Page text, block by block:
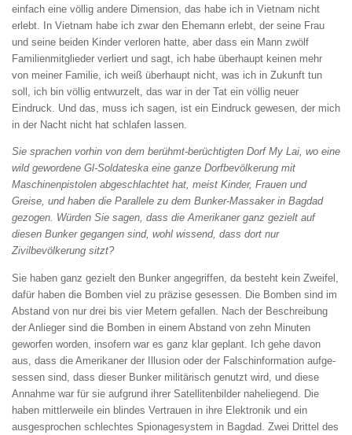
einfach eine völlig andere Dimension, das habe ich in Vietnam nicht
erlebt. In Vietnam habe ich zwar den Ehemann erlebt, der seine Frau
und seine beiden Kinder verloren hatte, aber dass ein Mann zwölf
Familienmitglieder verliert und sagt, ich habe überhaupt keinen mehr
von meiner Familie, ich weiß überhaupt nicht, was ich in Zukunft tun
soll, ich bin völlig entwurzelt, das war in der Tat ein völlig neuer
Eindruck. Und das, muss ich sagen, ist ein Eindruck gewesen, der mich
in der Nacht nicht hat schlafen lassen.
Sie sprachen vorhin von dem berühmt-berüchtigten Dorf My Lai, wo eine
wild gewordene Gl-Soldateska eine ganze Dorfbevölkerung mit
Maschinenpistolen abgeschlachtet hat, meist Kinder, Frauen und
Greise, und haben die Parallele zu dem Bunker-Massaker in Bagdad
gezogen. Würden Sie sagen, dass die Amerikaner ganz gezielt auf
diesen Bunker gegangen sind, wohl wissend, dass dort nur
Zivilbevölkerung sitzt?
Sie haben ganz gezielt den Bunker angegriffen, da besteht kein Zweifel,
dafür haben die Bomben viel zu präzise gesessen. Die Bomben sind im
Abstand von nur drei bis vier Metern gefallen. Nach der Beschreibung
der Anlieger sind die Bomben in einem Abstand von zehn Minuten
geworfen worden, insofern war es ganz klar geplant. Ich gehe davon
aus, dass die Amerikaner der Illusion oder der Falschinformation aufge­
sessen sind, dass dieser Bunker militärisch genutzt wird, und diese
Annahme war für sie aufgrund ihrer Satellitenbilder naheliegend. Die
haben mittlerweile ein blindes Vertrauen in ihre Elektronik und ein
ausgesprochen schlechtes Spionagesystem in Bagdad. Zwei Drittel des